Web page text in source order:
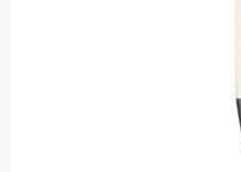
Custom made muismatten